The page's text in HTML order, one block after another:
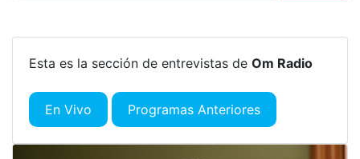
Esta es la sección de entrevistas de Om Radio
En Vivo Programas Anteriores